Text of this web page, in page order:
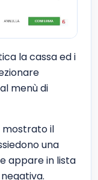
la cassa ed i
menù di
mostrato il
una
appare in lista